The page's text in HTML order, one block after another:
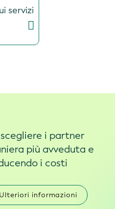
servizi
i partner
più avveduta e
i costi
Ulteriori informazioni